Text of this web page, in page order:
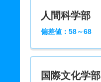
人間科学部
偏差値：58～68
国際文化学部